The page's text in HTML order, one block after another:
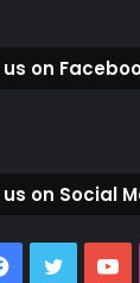
us on
us on Social
Facebook
Twitter